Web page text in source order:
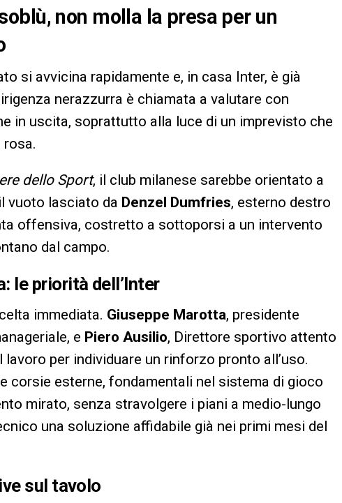
non molla la presa per un
si avvicina rapidamente e, in casa Inter, è già
nerazzurra è chiamata a valutare con
in uscita, soprattutto alla luce di un imprevisto che
rosa.
dello Sport, il club milanese sarebbe orientato a
vuoto lasciato da Denzel Dumfries, esterno destro
offensiva, costretto a sottoporsi a un intervento
dal campo.
le priorità dell’Inter
immediata. Giuseppe Marotta, presidente
e Piero Ausilio, Direttore sportivo attento
per individuare un rinforzo pronto all’uso.
corsie esterne, fondamentali nel sistema di gioco
mirato, senza stravolgere i piani a medio-lungo
una soluzione affidabile già nei primi mesi del
sul tavolo